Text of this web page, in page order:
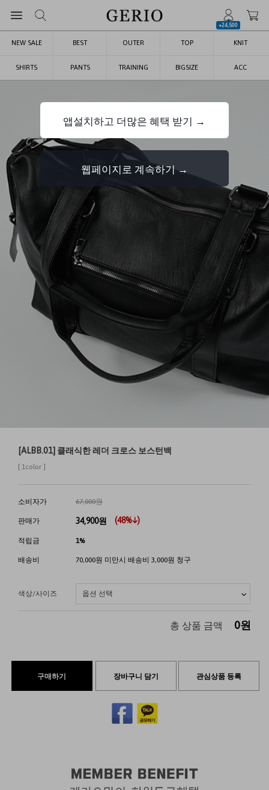
+24,500
NEW SALE BEST OUTER TOP KNIT
SHIRTS PANTS TRAINING BIGSIZE ACC
[ALBB.01] 클래식한 레더 크로스 보스턴백
[ 1color ]
소비자가 67,000원
판매가 34,900원 (48%↓)
적립금 1%
배송비 70,000원 미만시 배송비 3,000원 청구
색상/사이즈
총 상품 금액 0원
구매하기 장바구니 담기 관심상품 등록
앱설치하고 더많은 혜택 받기 →
웹페이지로 계속하기 →